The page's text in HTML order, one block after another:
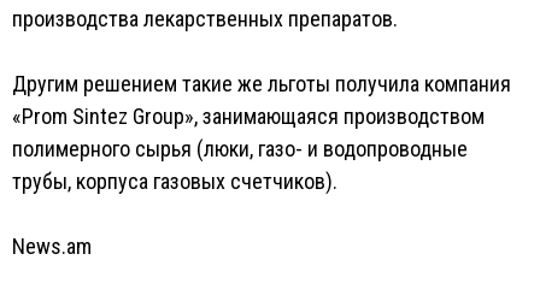
производства лекарственных препаратов.
Другим решением такие же льготы получила компания
«Prom Sintez Group», занимающаяся производством
полимерного сырья (люки, газо- и водопроводные
трубы, корпуса газовых счетчиков).
News.am